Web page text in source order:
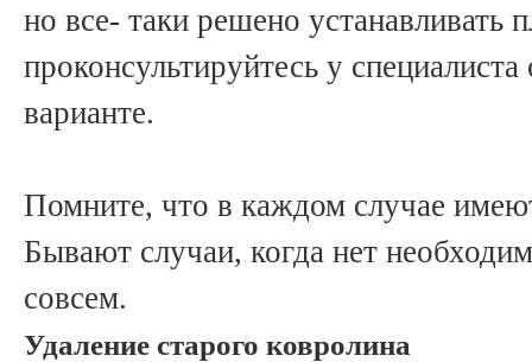
но все- таки решено устанавливать
проконсультируйтесь у
варианте.
Помните, что в каждом случае
Бывают случаи, когда нет
совсем.
Удаление старого ковролина